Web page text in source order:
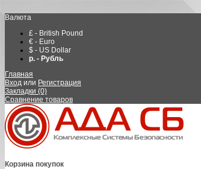
Валюта
£ - British Pound
€ - Euro
$ - US Dollar
р. - Рубль
Главная
Вход или Регистрация
Закладки (0)
Сравнение товаров
Корзина покупок